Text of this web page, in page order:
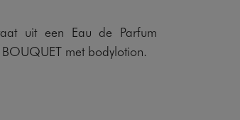
uit een Eau de Parfum
met bodylotion.